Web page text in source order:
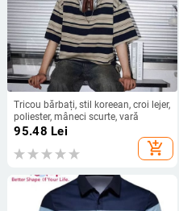
Tricou bărbați, stil koreean, croi lejer,
poliester, mâneci scurte, vară
95.48 Lei
add_shopping_cart